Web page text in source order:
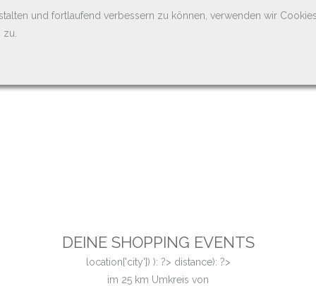
und fortlaufend verbessern zu können, verwenden wir
DEINE SHOPPING EVENTS
location['city']) ): ?> distance): ?>
im 25 km Umkreis von